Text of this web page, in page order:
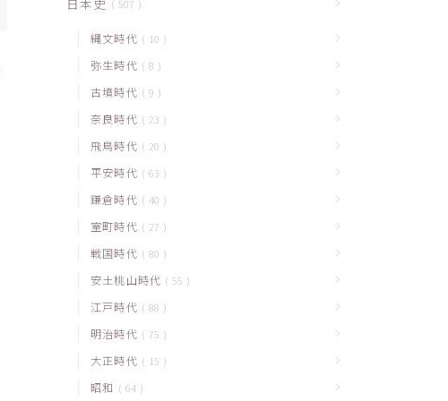
日本史 507
縄文時代 10
弥生時代 8
古墳時代 9
奈良時代 23
飛鳥時代 20
平安時代 63
鎌倉時代 40
室町時代 27
戦国時代 80
安土桃山時代 55
江戸時代 88
明治時代 75
大正時代 15
昭和 64